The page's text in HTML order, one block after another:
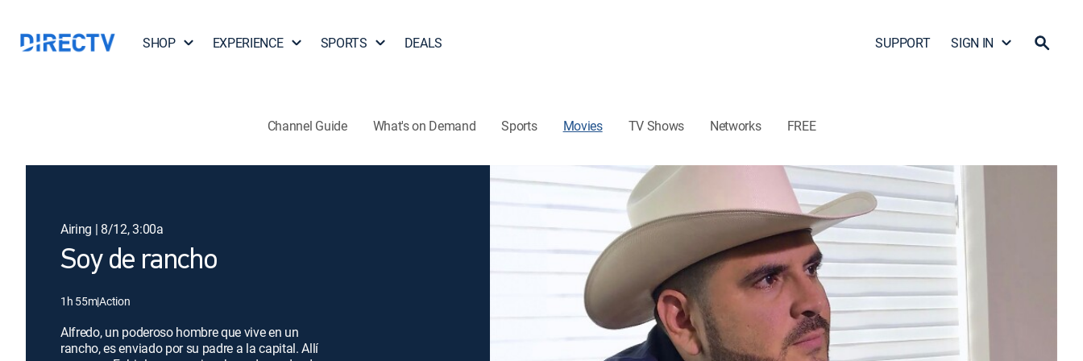
SHOP EXPERIENCE SPORTS DEALS SUPPORT SIGN IN
Channel Guide What's on Demand Sports Movies TV Shows Networks FREE
Airing | 8/12, 3:00a
Soy de rancho
1h 55m|Action
Alfredo, un poderoso hombre que vive en un
rancho, es enviado por su padre a la capital. Allí